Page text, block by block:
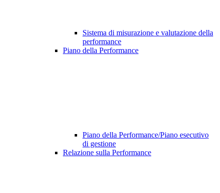
Sistema di misurazione e valutazione della
performance
Piano della Performance
Piano della Performance/Piano esecutivo
di gestione
Relazione sulla Performance